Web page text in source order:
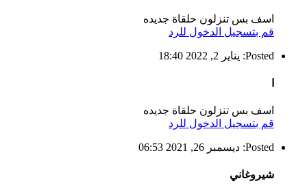
اسف بس تنزلون حلقاة جديده
قم بتسجيل الدخول للرد
Posted: يناير 2, 2022 18:40
اسف بس تنزلون حلقاة جديده
قم بتسجيل الدخول للرد
Posted: ديسمبر 26, 2021 06:53
شيروغاني